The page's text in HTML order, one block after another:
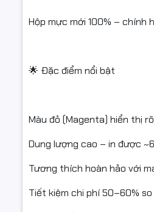
Hộp mực mới 100% – chính
🌟 Đặc điểm nổi bật
Màu đỏ (Magenta) hiển thị
Dung lượng cao – in được
Tương thích hoàn hảo với
Tiết kiệm chi phí 50–60%